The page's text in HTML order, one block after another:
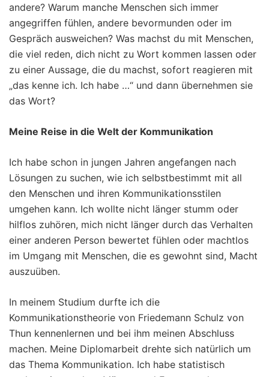
andere? Warum manche Menschen sich immer
angegriffen fühlen, andere bevormunden oder im
Gespräch ausweichen? Was machst du mit Menschen,
die viel reden, dich nicht zu Wort kommen lassen oder
zu einer Aussage, die du machst, sofort reagieren mit
„das kenne ich. Ich habe …“ und dann übernehmen sie
das Wort?
Meine Reise in die Welt der Kommunikation
Ich habe schon in jungen Jahren angefangen nach
Lösungen zu suchen, wie ich selbstbestimmt mit all
den Menschen und ihren Kommunikationsstilen
umgehen kann. Ich wollte nicht länger stumm oder
hilflos zuhören, mich nicht länger durch das Verhalten
einer anderen Person bewertet fühlen oder machtlos
im Umgang mit Menschen, die es gewohnt sind, Macht
auszuüben.
In meinem Studium durfte ich die
Kommunikationstheorie von Friedemann Schulz von
Thun kennenlernen und bei ihm meinen Abschluss
machen. Meine Diplomarbeit drehte sich natürlich um
das Thema Kommunikation. Ich habe statistisch